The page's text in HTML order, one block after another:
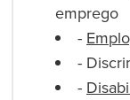
emprego
-
-
-